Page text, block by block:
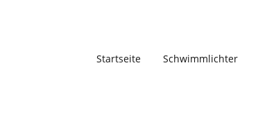
Startseite Schwimmlichter